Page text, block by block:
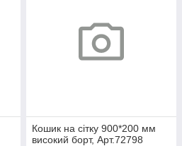
Кошик на сітку 900*200 мм
високий борт, Арт.72798